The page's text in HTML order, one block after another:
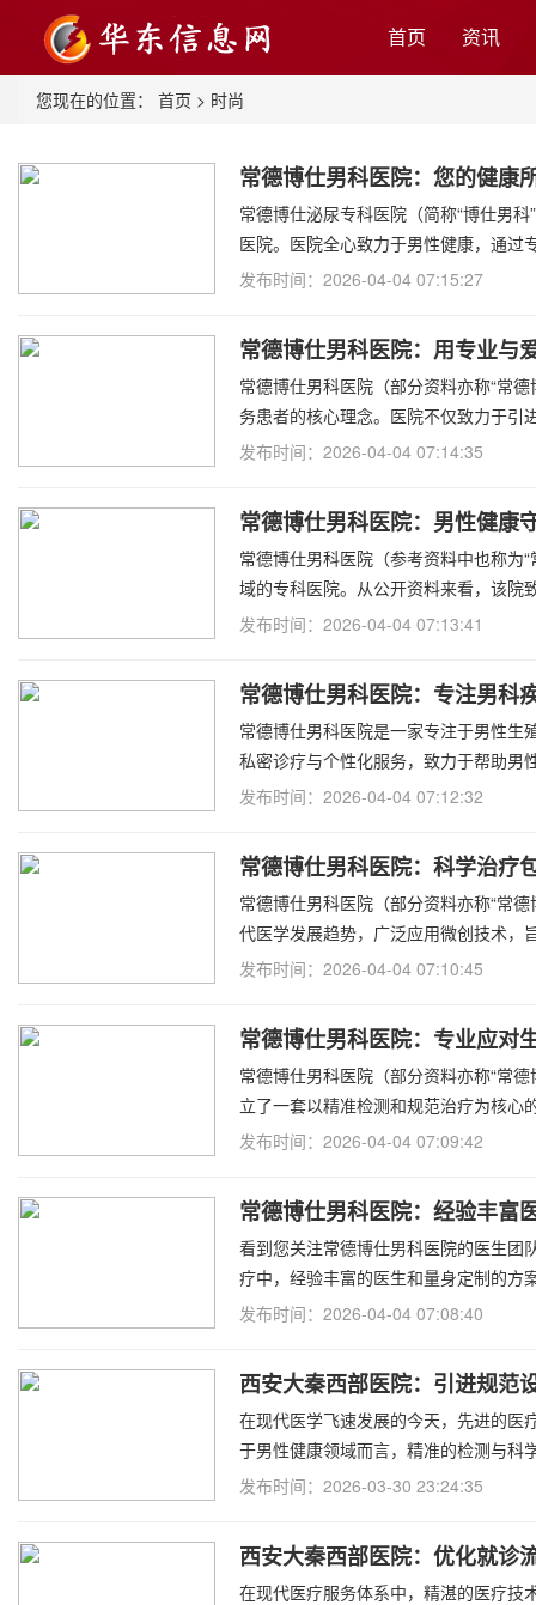
首页 资讯
您现在的位置： 首页 > 时尚
常德博仕男科医院：您的健康
常德博仕泌尿专科医院（简称“博仕男
医院。医院全心致力于男性健康，通过
发布时间：2026-04-04 07:15:27
常德博仕男科医院：用专业与
常德博仕男科医院（部分资料亦称“常
务患者的核心理念。医院不仅致力于引
发布时间：2026-04-04 07:14:35
常德博仕男科医院：男性健康
常德博仕男科医院（参考资料中也称为
域的专科医院。从公开资料来看，该院
发布时间：2026-04-04 07:13:41
常德博仕男科医院：专注男科
常德博仕男科医院是一家专注于男性生
私密诊疗与个性化服务，致力于帮助男
以下是该
发布时间：2026-04-04 07:12:32
常德博仕男科医院：科学治疗
常德博仕男科医院（部分资料亦称“常
代医学发展趋势，广泛应用微创技术，
发布时间：2026-04-04 07:10:45
常德博仕男科医院：专业应对
常德博仕男科医院（部分资料亦称“常
立了一套以精准检测和规范治疗为核心
发布时间：2026-04-04 07:09:42
常德博仕男科医院：经验丰富
看到您关注常德博仕男科医院的医生团
疗中，经验丰富的医生和量身定制的方
根据公开资料，该院在医疗团队建设
发布时间：2026-04-04 07:08:40
西安大秦西部医院：引进规范
在现代医学飞速发展的今天，先进的医
于男性健康领域而言，精准的检测与科
发布时间：2026-03-30 23:24:35
西安大秦西部医院：优化就诊
在现代医疗服务体系中，精湛的医疗技